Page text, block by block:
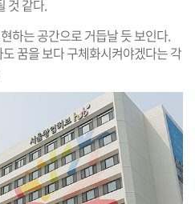
것 같다.
하는 공간으로 거듭날 듯 보인다.
꿈을 보다 구체화시켜야겠다는 각